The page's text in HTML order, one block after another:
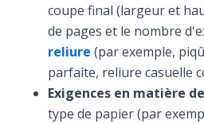
coupe final (largeur et
de pages et le nombre
reliure (par exemple,
parfaite, reliure casuelle
Exigences en matière
type de papier (par